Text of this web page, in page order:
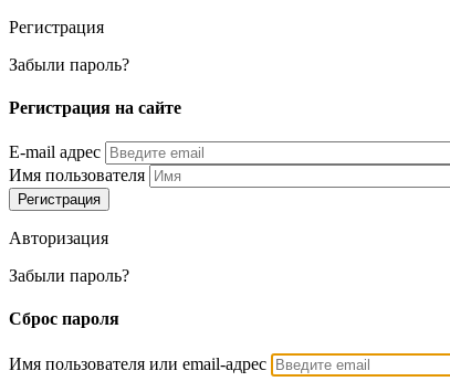
Регистрация
Забыли пароль?
Регистрация на сайте
E-mail адрес
Имя пользователя
Авторизация
Забыли пароль?
Сброс пароля
Имя пользователя или email-адрес